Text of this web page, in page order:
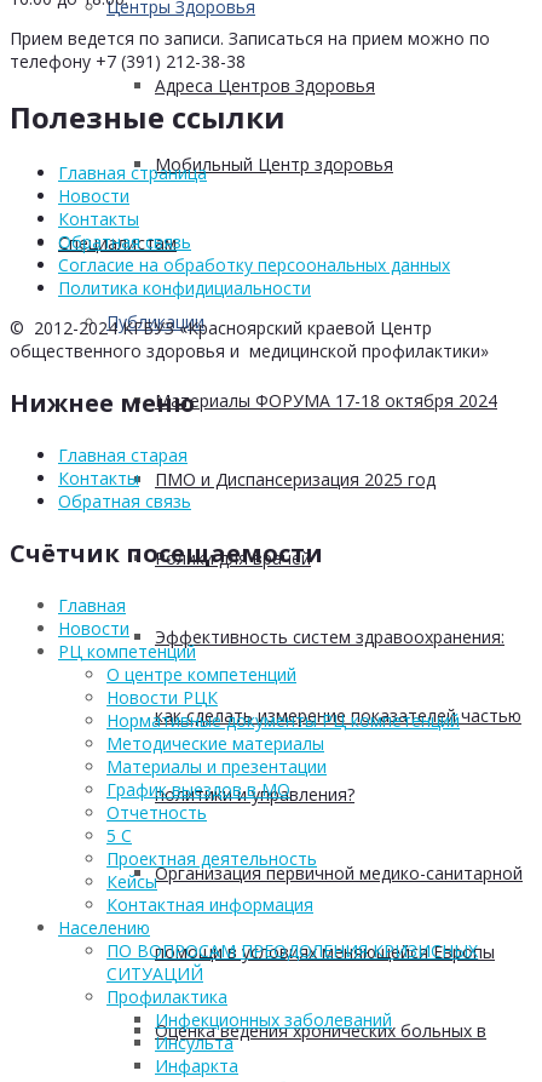
Центры Здоровья
Адреса Центров Здоровья
Мобильный Центр здоровья
Cпециалистам
Публикации
Материалы ФОРУМА 17-18 октября 2024
ПМО и Диспансеризация 2025 год
Ролики для врачей
Эффективность систем здравоохранения:
как сделать измерение показателей частью
политики и управления?
Организация первичной медико-санитарной
помощи в условиях меняющейся Европы
Оценка ведения хронических больных в
Прием ведется по записи. Записаться на прием можно по
телефону +7 (391) 212-38-38
Полезные ссылки
Главная страница
Новости
Контакты
Обратная связь
Согласие на обработку персоональных данных
Политика конфидициальности
© 2012-2024 КГБУЗ «Красноярский краевой Центр
общественного здоровья и медицинской профилактики»
Нижнее меню
Главная старая
Контакты
Обратная связь
Счётчик посещаемости
Главная
Новости
РЦ компетенций
О центре компетенций
Новости РЦК
Нормативные документы РЦ компетенций
Методические материалы
Материалы и презентации
График выездов в МО
Отчетность
5 С
Проектная деятельность
Кейсы
Контактная информация
Населению
ПО ВОПРОСАМ ПРЕОДОЛЕНИЯ КРИЗИСНЫХ
СИТУАЦИЙ
Профилактика
Инфекционных заболеваний
Инсульта
Инфаркта